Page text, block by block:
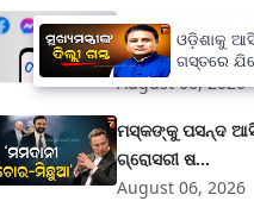
ମୋଦିଙ୍କ ଭିଡିଓ
ଉପରେ କେନ୍ଦ୍ରର
August 06, 2026
ମସ୍କଙ୍କୁ ପସନ୍ଦ
ଗ୍ରୋସରୀ ଷ...
August 06, 2026
ଓଡ଼ିଶାକୁ
ଗସ୍ତରେ